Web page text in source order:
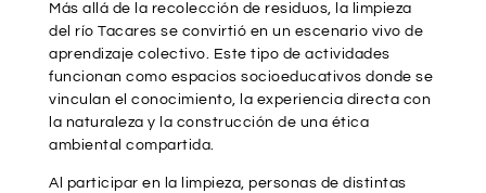
Más allá de la recolección de residuos, la limpieza
del río Tacares se convirtió en un escenario vivo de
aprendizaje colectivo. Este tipo de actividades
funcionan como espacios socioeducativos donde se
vinculan el conocimiento, la experiencia directa con
la naturaleza y la construcción de una ética
ambiental compartida.
Al participar en la limpieza, personas de distintas